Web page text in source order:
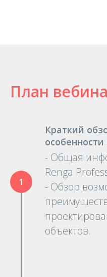
План
Краткий
- Общая
Renga
- Обзор
объектов.